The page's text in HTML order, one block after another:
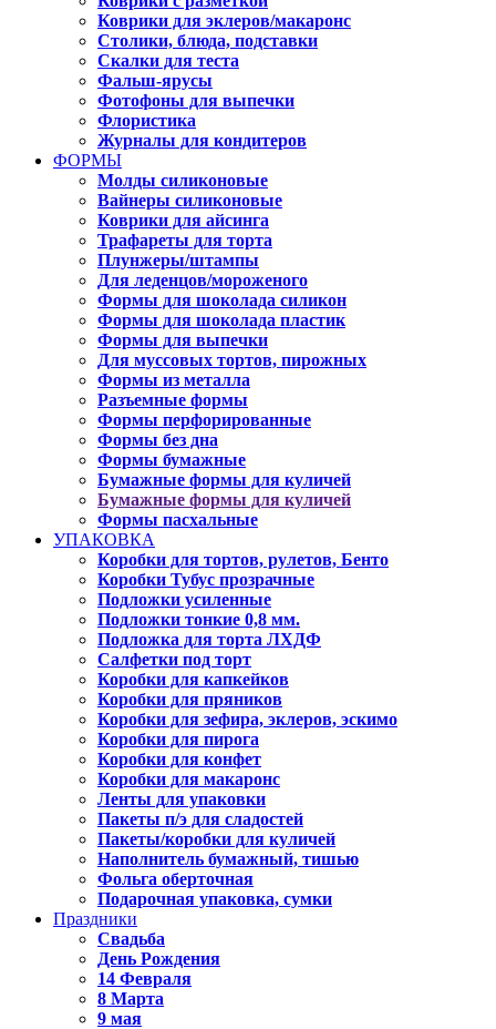
Коврики для эклеров/макаронс
Столики, блюда, подставки
Скалки для теста
Фальш-ярусы
Фотофоны для выпечки
Флористика
Журналы для кондитеров
ФОРМЫ
Молды силиконовые
Вайнеры силиконовые
Коврики для айсинга
Трафареты для торта
Плунжеры/штампы
Для леденцов/мороженого
Формы для шоколада силикон
Формы для шоколада пластик
Формы для выпечки
Для муссовых тортов, пирожных
Формы из металла
Разъемные формы
Формы перфорированные
Формы без дна
Формы бумажные
Бумажные формы для куличей
Бумажные формы для куличей
Формы пасхальные
УПАКОВКА
Коробки для тортов, рулетов, Бенто
Коробки Тубус прозрачные
Подложки усиленные
Подложки тонкие 0,8 мм.
Подложка для торта ЛХДФ
Салфетки под торт
Коробки для капкейков
Коробки для пряников
Коробки для зефира, эклеров, эскимо
Коробки для пирога
Коробки для конфет
Коробки для макаронс
Ленты для упаковки
Пакеты п/э для сладостей
Пакеты/коробки для куличей
Наполнитель бумажный, тишью
Фольга оберточная
Подарочная упаковка, сумки
Праздники
Свадьба
День Рождения
14 Февраля
8 Марта
9 мая